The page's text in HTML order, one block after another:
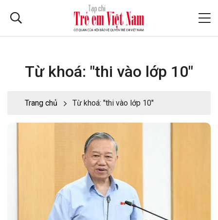
Từ khoá: "thi vào lớp 10"
Trang chủ Từ khoá: "thi vào lớp 10"